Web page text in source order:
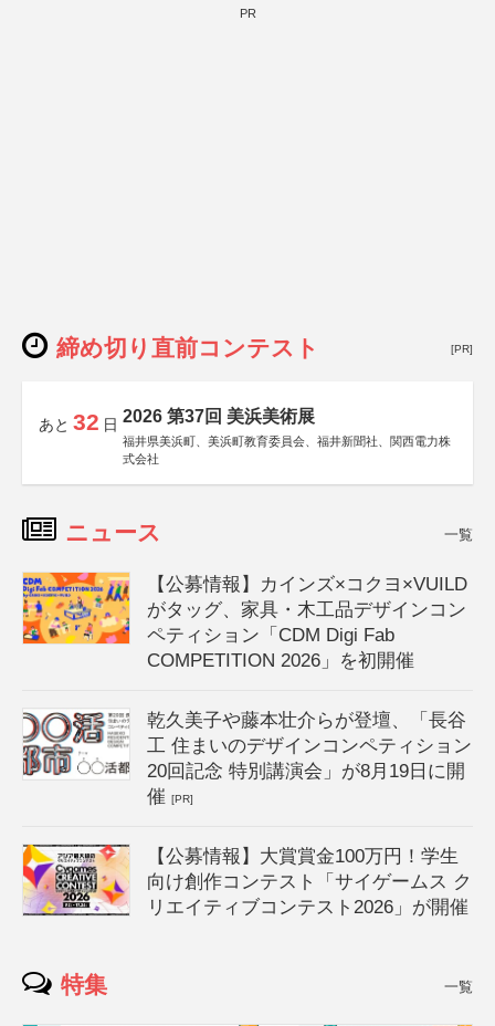
PR
締め切り直前コンテスト [PR]
あと 32 日 2026 第37回 美浜美術展
福井県美浜町、美浜町教育委員会、福井新聞社、関西電力株
式会社
ニュース 一覧
【公募情報】カインズ×コクヨ×VUILD
がタッグ、家具・木工品デザインコン
ペティション「CDM Digi Fab
COMPETITION 2026」を初開催
乾久美子や藤本壮介らが登壇、「長谷
工 住まいのデザインコンペティション
20回記念 特別講演会」が8月19日に開
催[PR]
【公募情報】大賞賞金100万円！学生
向け創作コンテスト「サイゲームス ク
リエイティブコンテスト2026」が開催
特集 一覧